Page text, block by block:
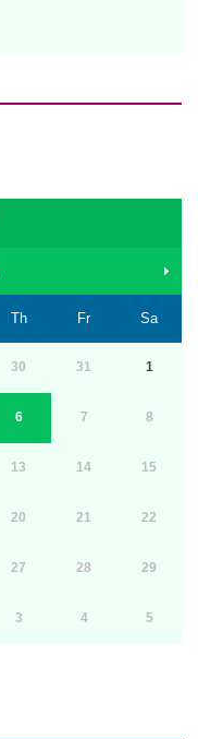
Th Fr Sa
30 31 1
6 7 8
13 14 15
20 21 22
27 28 29
3 4 5